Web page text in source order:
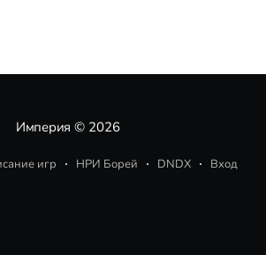
Империя © 2026
игр НРИ Борей DNDX Вход